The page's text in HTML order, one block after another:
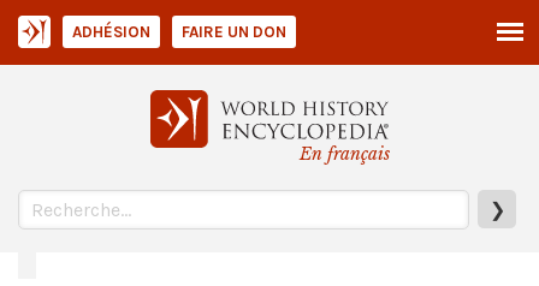
En français
❯
ADHÉSION FAIRE UN DON